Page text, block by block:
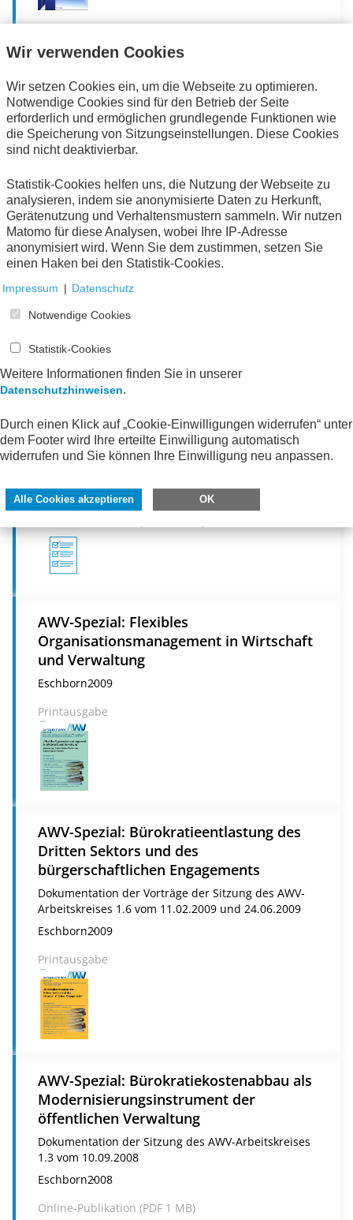
AWV-Spezial: Gesetzgebungsforschung
unsere Gesetze?
Dokumentation der Vorträge der Sitzung des AWV-
Arbeitskreises 1.3 vom 20.01.2010
Eschborn2010
Printausgabe
2.4 Ausbildungsbescheinigung
Eschborn 2009
Online-Publikation (
2.5 Bescheinigung über die Fortdauer
Eschborn2009
AWV-Spezial: Flexibles
Organisationsmanagement in Wirtschaft
und Verwaltung
Eschborn2009
Printausgabe
AWV-Spezial: Bürokratieentlastung des
Dritten Sektors und des
bürgerschaftlichen Engagements
Dokumentation der Vorträge der Sitzung des AWV-
Arbeitskreises 1.6 vom 11.02.2009 und 24.06.2009
Eschborn2009
Printausgabe
AWV-Spezial: Bürokratiekostenabbau als
Modernisierungsinstrument der
öffentlichen Verwaltung
Dokumentation der Sitzung des AWV-Arbeitskreises
1.3 vom 10.09.2008
Eschborn2008
Online-Publikation (PDF 1 MB)
Wir verwenden Cookies
Wir setzen Cookies ein, um die Webseite zu optimieren.
Notwendige Cookies sind für den Betrieb der Seite
erforderlich und ermöglichen grundlegende Funktionen wie
die Speicherung von Sitzungseinstellungen. Diese Cookies
sind nicht deaktivierbar.
Statistik-Cookies helfen uns, die Nutzung der Webseite zu
analysieren, indem sie anonymisierte Daten zu Herkunft,
Gerätenutzung und Verhaltensmustern sammeln. Wir nutzen
Matomo für diese Analysen, wobei Ihre IP-Adresse
anonymisiert wird. Wenn Sie dem zustimmen, setzen Sie
einen Haken bei den Statistik-Cookies.
Impressum | Datenschutz
Notwendige Cookies
Statistik-Cookies
Weitere Informationen finden Sie in unserer
Datenschutzhinweisen.
Durch einen Klick auf „Cookie-Einwilligungen widerrufen“ unter
dem Footer wird Ihre erteilte Einwilligung automatisch
widerrufen und Sie können Ihre Einwilligung neu anpassen.
Alle Cookies akzeptieren OK